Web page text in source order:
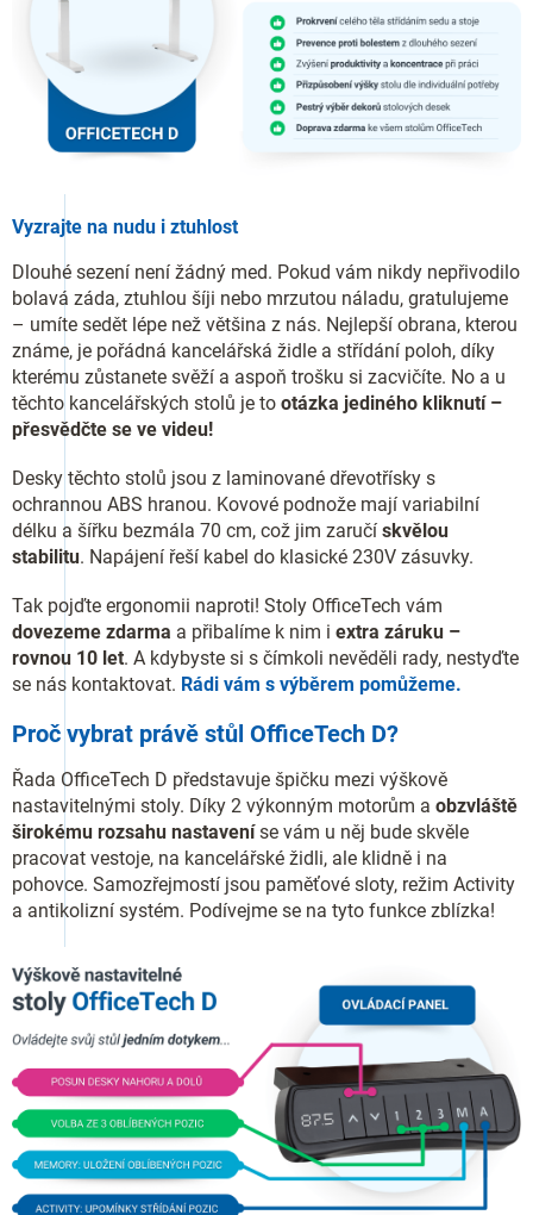
Vyzrajte na nudu i ztuhlost
Dlouhé sezení není žádný med. Pokud vám nikdy nepřivodilo
bolavá záda, ztuhlou šíji nebo mrzutou náladu, gratulujeme
– umíte sedět lépe než většina z nás. Nejlepší obrana, kterou
známe, je pořádná kancelářská židle a střídání poloh, díky
kterému zůstanete svěží a aspoň trošku si zacvičíte. No a u
těchto kancelářských stolů je to otázka jediného kliknutí –
přesvědčte se ve videu!
Desky těchto stolů jsou z laminované dřevotřísky s
ochrannou ABS hranou. Kovové podnože mají variabilní
délku a šířku bezmála 70 cm, což jim zaručí skvělou
stabilitu. Napájení řeší kabel do klasické 230V zásuvky.
Tak pojďte ergonomii naproti! Stoly OfficeTech vám
dovezeme zdarma a přibalíme k nim i extra záruku –
rovnou 10 let. A kdybyste si s čímkoli nevěděli rady, nestyďte
se nás kontaktovat. Rádi vám s výběrem pomůžeme.
Proč vybrat právě stůl OfficeTech D?
Řada OfficeTech D představuje špičku mezi výškově
nastavitelnými stoly. Díky 2 výkonným motorům a obzvláště
širokému rozsahu nastaveníse vám u něj bude skvěle
pracovat vestoje, na kancelářské židli, ale klidně i na
pohovce. Samozřejmostí jsou paměťové sloty, režim Activity
a antikolizní systém. Podívejme se na tyto funkce zblízka!